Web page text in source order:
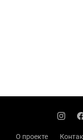
О проекте